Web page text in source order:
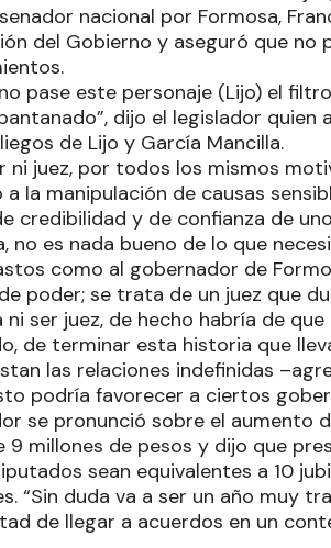
nacional por Formosa,
del Gobierno y aseguró que no
pase este personaje (Lijo) el
dijo el legislador
de Lijo y García Mancilla.
ni juez, por todos los mismos
la manipulación de causas
credibilidad y de confianza de
no es nada bueno de lo que
como al gobernador de
poder; se trata de un juez que
ni ser juez, de hecho habría de
de terminar esta historia que
las relaciones indefinidas
podría favorecer a ciertos
se pronunció sobre el aumento
9 millones de pesos y dijo que
sean equivalentes a 10
“Sin duda va a ser un año muy
de llegar a acuerdos en un